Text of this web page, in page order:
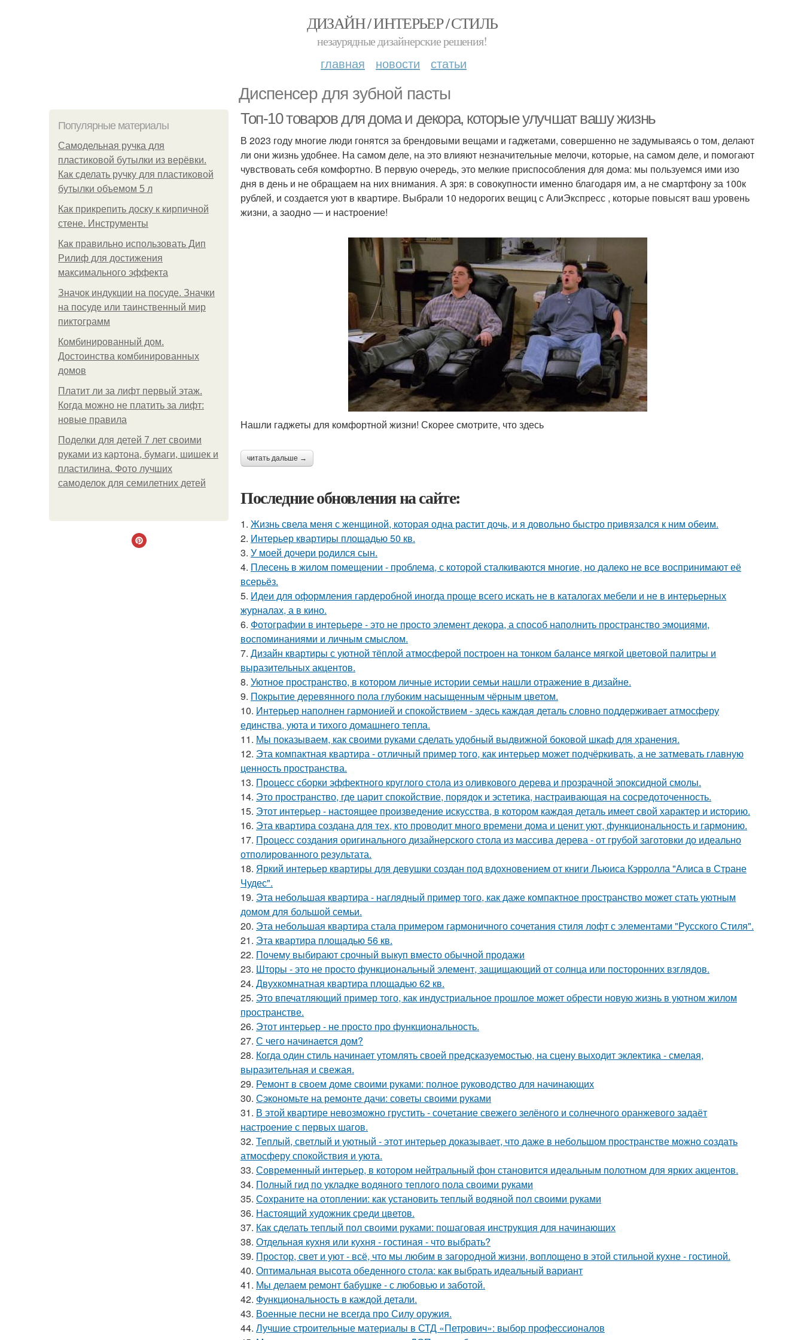
ДИЗАЙН / ИНТЕРЬЕР / СТИЛЬ
незаурядные дизайнерские решения!
главная новости статьи
Диспенсер для зубной пасты
Популярные материалы
Самодельная ручка для
пластиковой бутылки из верёвки.
Как сделать ручку для пластиковой
бутылки объемом 5 л
Как прикрепить доску к кирпичной
стене. Инструменты
Как правильно использовать Дип
Рилиф для достижения
максимального эффекта
Значок индукции на посуде. Значки
на посуде или таинственный мир
пиктограмм
Комбинированный дом.
Достоинства комбинированных
домов
Платит ли за лифт первый этаж.
Когда можно не платить за лифт:
новые правила
Поделки для детей 7 лет своими
руками из картона, бумаги, шишек и
пластилина. Фото лучших
самоделок для семилетних детей
Топ-10 товаров для дома и декора, которые улучшат вашу жизнь
В 2023 году многие люди гонятся за брендовыми вещами и гаджетами, совершенно не задумываясь о том, делают
ли они жизнь удобнее. На самом деле, на это влияют незначительные мелочи, которые, на самом деле, и помогают
чувствовать себя комфортно. В первую очередь, это мелкие приспособления для дома: мы пользуемся ими изо
дня в день и не обращаем на них внимания. А зря: в совокупности именно благодаря им, а не смартфону за 100к
рублей, и создается уют в квартире. Выбрали 10 недорогих вещиц с АлиЭкспресс , которые повысят ваш уровень
жизни, а заодно — и настроение!
Нашли гаджеты для комфортной жизни! Скорее смотрите, что здесь
читать дальше →
Последние обновления на сайте:
1. Жизнь свела меня с женщиной, которая одна растит дочь, и я довольно быстро привязался к ним обеим.
2. Интерьер квартиры площадью 50 кв.
3. У моей дочери родился сын.
4. Плесень в жилом помещении - проблема, с которой сталкиваются многие, но далеко не все воспринимают её
всерьёз.
5. Идеи для оформления гардеробной иногда проще всего искать не в каталогах мебели и не в интерьерных
журналах, а в кино.
6. Фотографии в интерьере - это не просто элемент декора, а способ наполнить пространство эмоциями,
воспоминаниями и личным смыслом.
7. Дизайн квартиры с уютной тёплой атмосферой построен на тонком балансе мягкой цветовой палитры и
выразительных акцентов.
8. Уютное пространство, в котором личные истории семьи нашли отражение в дизайне.
9. Покрытие деревянного пола глубоким насыщенным чёрным цветом.
10. Интерьер наполнен гармонией и спокойствием - здесь каждая деталь словно поддерживает атмосферу
единства, уюта и тихого домашнего тепла.
11. Мы показываем, как своими руками сделать удобный выдвижной боковой шкаф для хранения.
12. Эта компактная квартира - отличный пример того, как интерьер может подчёркивать, а не затмевать главную
ценность пространства.
13. Процесс сборки эффектного круглого стола из оливкового дерева и прозрачной эпоксидной смолы.
14. Это пространство, где царит спокойствие, порядок и эстетика, настраивающая на сосредоточенность.
15. Этот интерьер - настоящее произведение искусства, в котором каждая деталь имеет свой характер и историю.
16. Эта квартира создана для тех, кто проводит много времени дома и ценит уют, функциональность и гармонию.
17. Процесс создания оригинального дизайнерского стола из массива дерева - от грубой заготовки до идеально
отполированного результата.
18. Яркий интерьер квартиры для девушки создан под вдохновением от книги Льюиса Кэрролла "Алиса в Стране
Чудес".
19. Эта небольшая квартира - наглядный пример того, как даже компактное пространство может стать уютным
домом для большой семьи.
20. Эта небольшая квартира стала примером гармоничного сочетания стиля лофт с элементами "Русского Стиля".
21. Эта квартира площадью 56 кв.
22. Почему выбирают срочный выкуп вместо обычной продажи
23. Шторы - это не просто функциональный элемент, защищающий от солнца или посторонних взглядов.
24. Двухкомнатная квартира площадью 62 кв.
25. Это впечатляющий пример того, как индустриальное прошлое может обрести новую жизнь в уютном жилом
пространстве.
26. Этот интерьер - не просто про функциональность.
27. С чего начинается дом?
28. Когда один стиль начинает утомлять своей предсказуемостью, на сцену выходит эклектика - смелая,
выразительная и свежая.
29. Ремонт в своем доме своими руками: полное руководство для начинающих
30. Сэкономьте на ремонте дачи: советы своими руками
31. В этой квартире невозможно грустить - сочетание свежего зелёного и солнечного оранжевого задаёт
настроение с первых шагов.
32. Теплый, светлый и уютный - этот интерьер доказывает, что даже в небольшом пространстве можно создать
атмосферу спокойствия и уюта.
33. Современный интерьер, в котором нейтральный фон становится идеальным полотном для ярких акцентов.
34. Полный гид по укладке водяного теплого пола своими руками
35. Сохраните на отоплении: как установить теплый водяной пол своими руками
36. Настоящий художник среди цветов.
37. Как сделать теплый пол своими руками: пошаговая инструкция для начинающих
38. Отдельная кухня или кухня - гостиная - что выбрать?
39. Простор, свет и уют - всё, что мы любим в загородной жизни, воплощено в этой стильной кухне - гостиной.
40. Оптимальная высота обеденного стола: как выбрать идеальный вариант
41. Мы делаем ремонт бабушке - с любовью и заботой.
42. Функциональность в каждой детали.
43. Военные песни не всегда про Силу оружия.
44. Лучшие строительные материалы в СТД «Петрович»: выбор профессионалов